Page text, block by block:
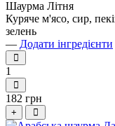
Шаурма Літня
Куряче м'ясо, сир,
зелень
— Додати інгредієнти
1
182 грн
+